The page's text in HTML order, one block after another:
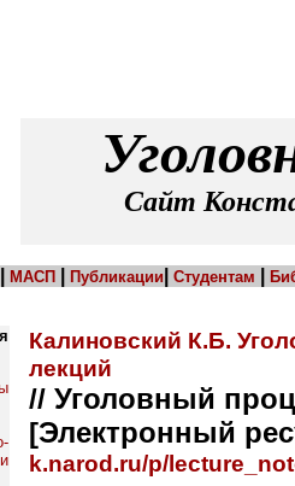
Сайт
МАСП Публикации Студентам
Калиновский К.Б.
лекций
// Уголовный
[Электронный
k.narod.ru/p/